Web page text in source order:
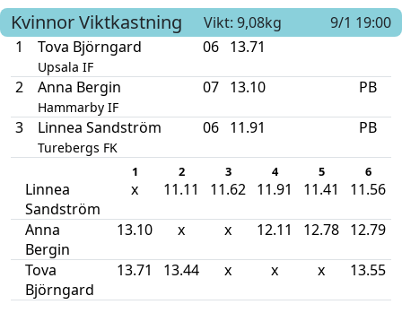
KvinnorViktkastning Vikt: 9,08kg
9/1 19:00
1
Tova Björngard
Upsala IF
06 13.71
2 Anna Bergin
Hammarby IF
07 13.10 PB
3 Linnea Sandström
Turebergs FK
06 11.91 PB
1 2 3 4 5 6
Linnea
Sandström
x 11.11 11.62 11.91 11.41 11.56
Anna
Bergin
13.10 x x 12.11 12.78 12.79
Tova
Björngard
13.71 13.44 x x x 13.55